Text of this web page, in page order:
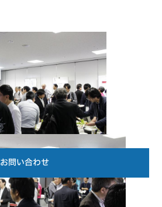
お問い合わせ